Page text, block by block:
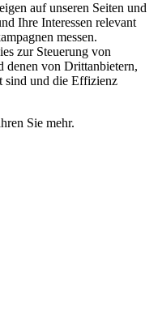
auf unseren Seiten und
Ihre Interessen relevant
messen.
zur Steuerung von
denen von Drittanbietern,
sind und die Effizienz
Sie mehr.